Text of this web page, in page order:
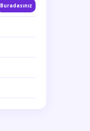
Buradasınız